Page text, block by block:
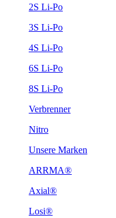
2S Li-Po
3S Li-Po
4S Li-Po
6S Li-Po
8S Li-Po
Verbrenner
Nitro
Unsere Marken
ARRMA®
Axial®
Losi®